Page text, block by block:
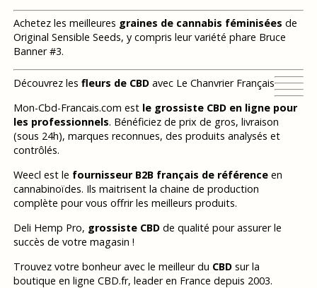
Achetez les meilleures graines de cannabis féminisées de
Original Sensible Seeds, y compris leur variété phare Bruce
Banner #3.
Découvrez les fleurs de CBDavec Le Chanvrier Français
Mon-Cbd-Francais.com est le grossiste CBD en ligne pour
les professionnels. Bénéficiez de prix de gros, livraison
(sous 24h), marques reconnues, des produits analysés et
contrôlés.
Weecl est le fournisseur B2B français de référenceen
cannabinoïdes. Ils maitrisent la chaine de production
complète pour vous offrir les meilleurs produits.
Deli Hemp Pro, grossiste CBDde qualité pour assurer le
succès de votre magasin !
Trouvez votre bonheur avec le meilleur du CBDsur la
boutique en ligne CBD.fr, leader en France depuis 2003.